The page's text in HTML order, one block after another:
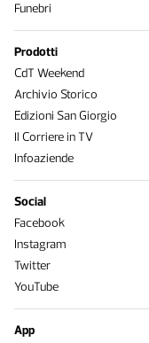
Funebri
Prodotti
CdT Weekend
Archivio Storico
Edizioni San Giorgio
Il Corriere in TV
Infoaziende
Social
Facebook
Instagram
Twitter
YouTube
App